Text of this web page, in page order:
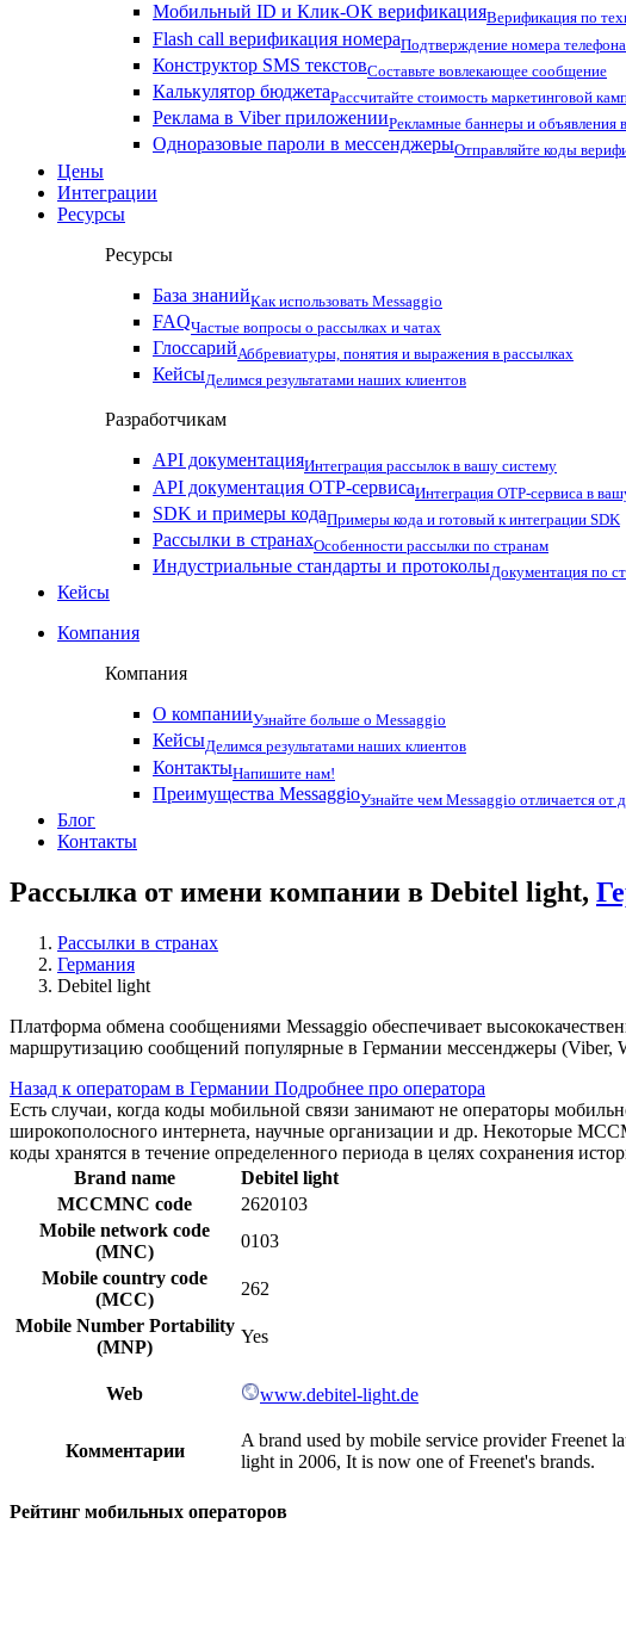
Мобильный ID и Клик-ОК верификацияВерификация по
Flash call верификация номераПодтверждение номера
Конструктор SMS текстовСоставьте вовлекающее сообщение
Калькулятор бюджетаРассчитайте стоимость маркетинговой
Реклама в Viber приложенииРекламные баннеры и объявления
Одноразовые пароли в мессенджерыОтправляйте коды
Цены
Интеграции
Ресурсы
Ресурсы
База знанийКак использовать Messaggio
FAQЧастые вопросы о рассылках и чатах
ГлоссарийАббревиатуры, понятия и выражения в рассылках
КейсыДелимся результатами наших клиентов
Разработчикам
API документацияИнтеграция рассылок в вашу систему
API документация OTP-сервисаИнтеграция OTP-сервиса в
SDK и примеры кодаПримеры кода и готовый к интеграции SDK
Рассылки в странахОсобенности рассылки по странам
Индустриальные стандарты и протоколыДокументация по
Кейсы
Компания
Компания
О компанииУзнайте больше о Messaggio
КейсыДелимся результатами наших клиентов
КонтактыНапишите нам!
Преимущества MessaggioУзнайте чем Messaggio отличается от
Блог
Контакты
Рассылка от имени компании в Debitel light,
Рассылки в странах
Германия
Debitel light
Платформа обмена сообщениями Messaggio обеспечивает
маршрутизацию сообщений популярные в Германии мессенджеры (Viber,
Назад к операторам в Германии Подробнее про оператора
Есть случаи, когда коды мобильной связи занимают не операторы
широкополосного интернета, научные организации и др. Некоторые
коды хранятся в течение определенного периода в целях сохранения
Brand name
Debitel light
MCCMNC code
2620103
Mobile network code
(MNC)
0103
Mobile country code
(MCC)
262
Mobile Number Portability
(MNP)
Yes
Web www.debitel-light.de
Комментарии
A brand used by mobile service provider Freenet
light in 2006, It is now one of Freenet's brands.
Рейтинг мобильных операторов